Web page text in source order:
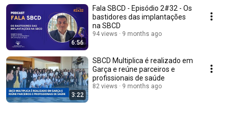
6:56
Fala SBCD - Episódio 2#32 - Os
bastidores das implantações
na SBCD
94 views 9 months ago
3:22
SBCD Multiplica é realizado em
Garça e reúne parceiros e
profissionais de saúde
82 views 9 months ago